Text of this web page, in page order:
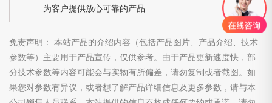
为客户提供放心可靠的产品
免责声明： 本站产品的介绍内容（包括产品图片、产品介绍、技术
参数等）主要用于产品宣传，仅供参考。由于产品更新速度快，部
分技术参数等内容可能会与实物有所偏差，请勿复制或者截图。如
果您对参数有异议，或者想了解产品详细信息及更多参数，请与本